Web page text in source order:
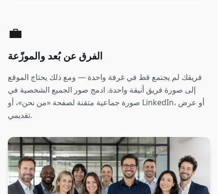
💼
الفرق عن بُعد والموزّعة
فريقك لم يجتمع قط في غرفة واحدة — ومع ذلك يحتاج الموقع
إلى صورة فريق أنيقة واحدة. ادمج صور الجميع الشخصية في
صورة جماعية متقنة لصفحة «من نحن»، أو LinkedIn، أو عرض
تقديمي.